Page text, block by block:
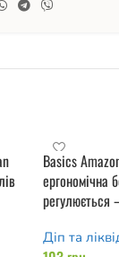
Basics
ергономічна
Діп та